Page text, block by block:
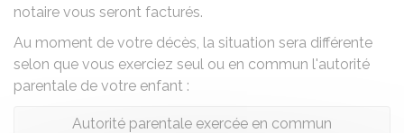
notaire vous seront facturés.
Au moment de votre décès, la situation sera différente
selon que vous exerciez seul ou en commun l'autorité
parentale de votre enfant :
Autorité parentale exercée en commun